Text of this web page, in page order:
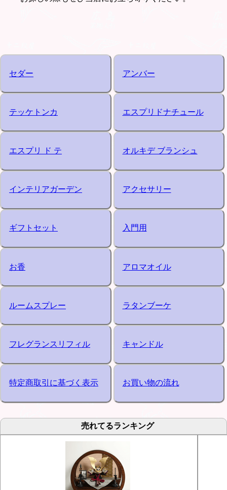
セダー アンバー
テッケトンカ エスプリドナチュール
エスプリ ド テ オルキデ ブランシュ
インテリアガーデン アクセサリー
ギフトセット 入門用
お香 アロマオイル
ルームスプレー ラタンブーケ
フレグランスリフィル キャンドル
特定商取引に基づく表示 お買い物の流れ
売れてるランキング